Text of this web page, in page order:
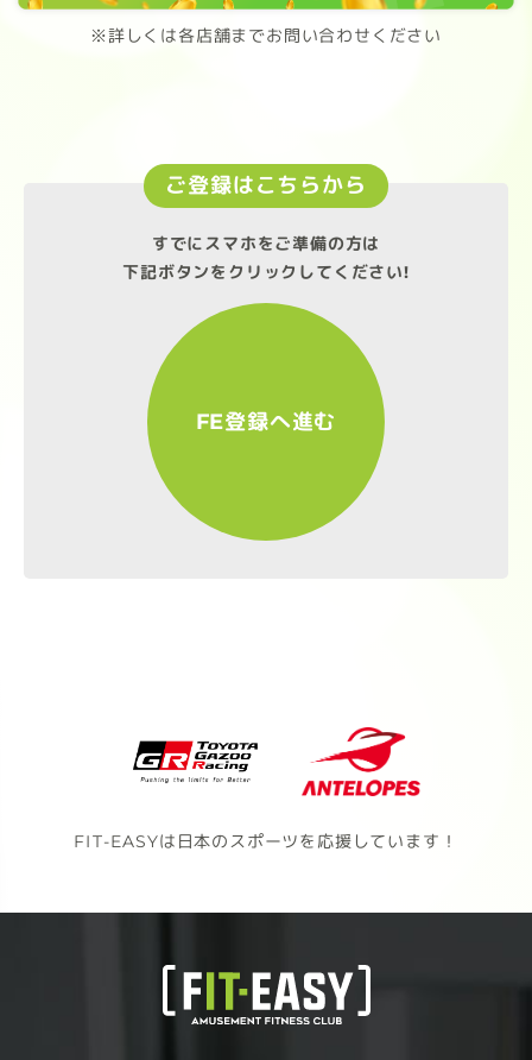
※詳しくは各店舗までお問い合わせください
ご登録はこちらから
すでにスマホをご準備の方は
下記ボタンをクリックしてください!
FE登録へ進む
FIT-EASYは日本のスポーツを応援しています！